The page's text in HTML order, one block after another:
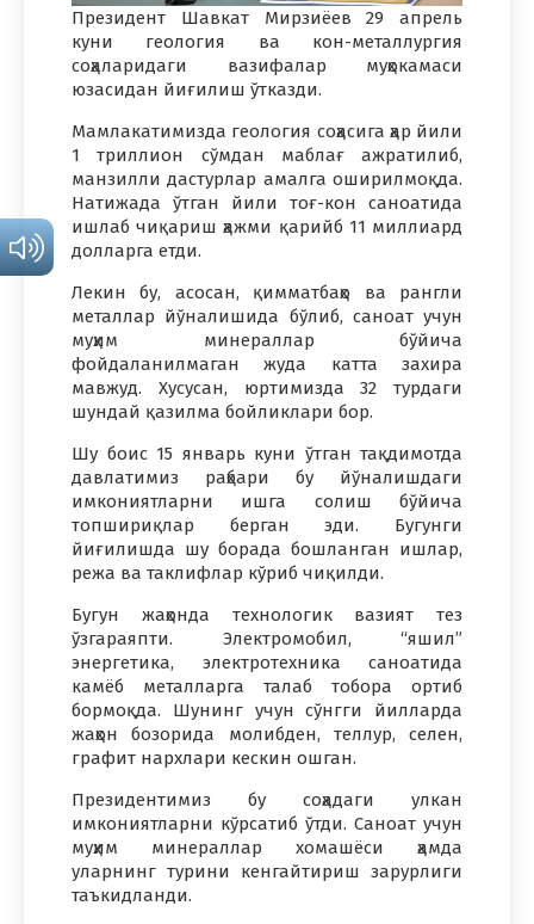
Президент Шавкат Мирзиёев 29 апрель
куни геология ва кон-металлургия
соҳаларидаги вазифалар муҳокамаси
юзасидан йиғилиш ўтказди.
Мамлакатимизда геология соҳасига ҳар йили
1 триллион сўмдан маблағ ажратилиб,
манзилли дастурлар амалга оширилмоқда.
Натижада ўтган йили тоғ-кон саноатида
ишлаб чиқариш ҳажми қарийб 11 миллиард
долларга етди.
Лекин бу, асосан, қимматбаҳо ва рангли
металлар йўналишида бўлиб, саноат учун
муҳим минераллар бўйича
фойдаланилмаган жуда катта захира
мавжуд. Хусусан, юртимизда 32 турдаги
шундай қазилма бойликлари бор.
Шу боис 15 январь куни ўтган тақдимотда
давлатимиз раҳбари бу йўналишдаги
имкониятларни ишга солиш бўйича
топшириқлар берган эди. Бугунги
йиғилишда шу борада бошланган ишлар,
режа ва таклифлар кўриб чиқилди.
Бугун жаҳонда технологик вазият тез
ўзгараяпти. Электромобил, “яшил”
энергетика, электротехника саноатида
камёб металларга талаб тобора ортиб
бормоқда. Шунинг учун сўнгги йилларда
жаҳон бозорида молибден, теллур, селен,
графит нархлари кескин ошган.
Президентимиз бу соҳадаги улкан
имкониятларни кўрсатиб ўтди. Саноат учун
муҳим минераллар хомашёси ҳамда
уларнинг турини кенгайтириш зарурлиги
таъкидланди.